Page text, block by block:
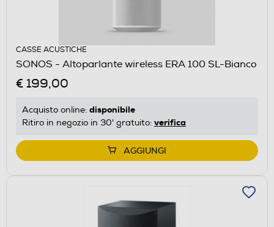
CASSE ACUSTICHE
SONOS - Altoparlante wireless ERA 100 SL-Bianco
€ 199,00
Acquisto online: disponibile
Ritiro in negozio in 30' gratuito: verifica
AGGIUNGI